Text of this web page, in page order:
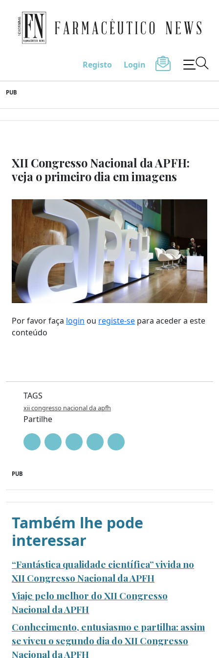
to
content
Farmacêutico News
Registo Login
PUB
XII Congresso Nacional da APFH:
veja o primeiro dia em imagens
Por favor faça login ou registe-se para aceder a este
conteúdo
TAGS
xii congresso nacional da apfh
Partilhe
PUB
Também lhe pode
interessar
“Fantástica qualidade científica” vivida no
XII Congresso Nacional da APFH
Viaje pelo melhor do XII Congresso
Nacional da APFH
Conhecimento, entusiasmo e partilha: assim
se viveu o segundo dia do XII Congresso
Nacional da APFH